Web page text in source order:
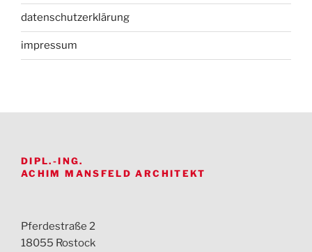
datenschutz­erklärung
impressum
DIPL.-ING.
ACHIM MANSFELD ARCHITEKT
Pferdestraße 2
18055 Rostock